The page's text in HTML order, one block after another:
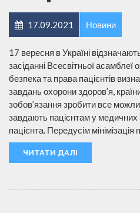
17.09.2021 Новини
17 вересня в Україні
засіданні Всесвітньої
безпека та права пацієнтів
завдань охорони здоров’я,
зобов’язання зробити все
завдають пацієнтам у
пацієнта. Передусім
ЧИТАТИ ДАЛІ